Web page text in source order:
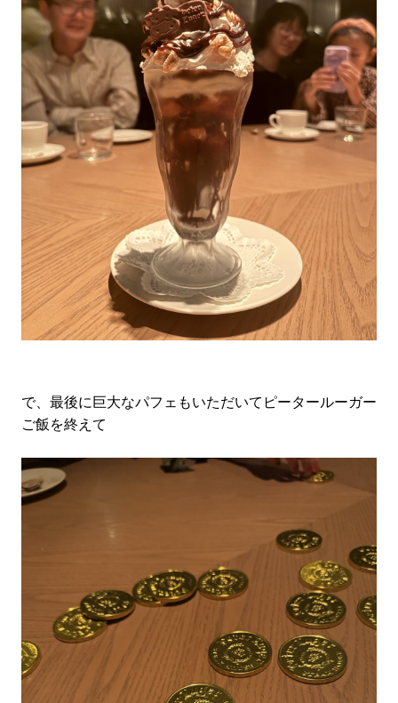
で、最後に巨大なパフェもいただいてピータールーガー
ご飯を終えて